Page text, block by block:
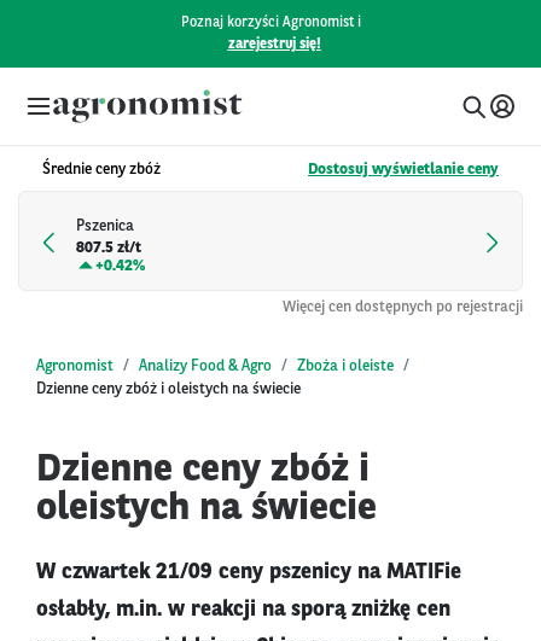
Poznaj korzyści Agronomist i
zarejestruj się!
Średnie ceny zbóż Dostosuj wyświetlanie ceny
Pszenica
807.5 zł/t
+0.42%
Więcej cen dostępnych po rejestracji
Agronomist Analizy Food & Agro
Zboża i oleiste
Dzienne ceny zbóż i oleistych na świecie
Dzienne ceny zbóż i
oleistych na świecie
W czwartek 21/09 ceny pszenicy na MATIFie
osłabły, m.in. w reakcji na sporą zniżkę cen